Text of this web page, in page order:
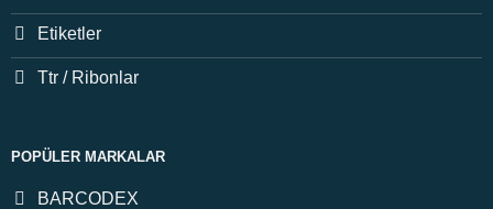
Etiketler
Ttr / Ribonlar
POPÜLER MARKALAR
BARCODEX